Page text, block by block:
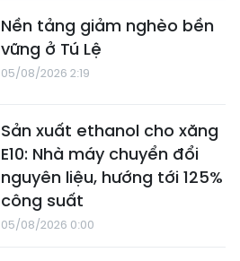
Nền tảng giảm nghèo bền
vững ở Tú Lệ
05/08/2026 2:19
Sản xuất ethanol cho xăng
E10: Nhà máy chuyển đổi
nguyên liệu, hướng tới 125%
công suất
05/08/2026 0:00